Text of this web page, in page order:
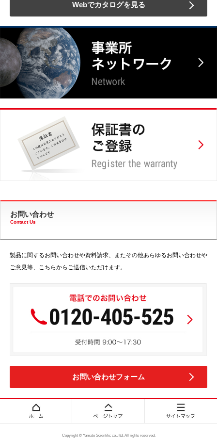
Webでカタログを見る
お問い合わせ
Contact Us
製品に関するお問い合わせや資料請求、またその他あらゆるお問い合わせや
ご意見等、こちらからご送信いただけます。
お問い合わせフォーム
Copyright © Yamato Scientific co., ltd. All rights reserved.